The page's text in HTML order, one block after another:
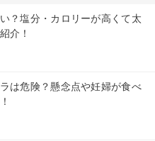
？塩分・カロリーが高くて太
介！
は危険？懸念点や妊婦が食べ